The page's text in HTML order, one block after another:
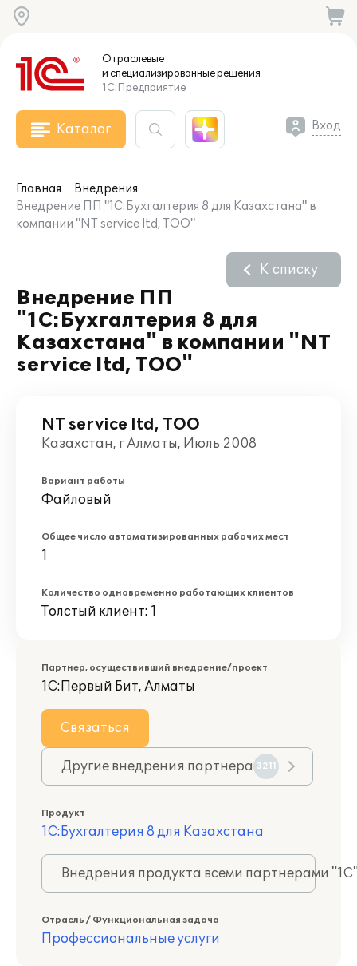
Отраслевые
и специализированныерешения
1С:Предприятие
Каталог Вход
Главная
Внедрения
Внедрение ПП "1С:Бухгалтерия 8 для Казахстана" в
компании "NT service ltd, ТОО"
Внедрение ПП
"1С:Бухгалтерия 8 для
Казахстана" в компании "NT
service ltd, ТОО"
К списку
NT service ltd, ТОО
Казахстан, г Алматы, Июль 2008
Вариант работы
Файловый
Общее число автоматизированных рабочих мест
1
Количество одновременно работающих клиентов
Толстый клиент: 1
Партнер, осуществивший внедрение/проект
1С:Первый Бит, Алматы
Связаться
Другие внедрения партнера 3211
Продукт
1С:Бухгалтерия 8 для Казахстана
Внедрения продукта всеми партнерами
Отрасль / Функциональная задача
Профессиональные услуги